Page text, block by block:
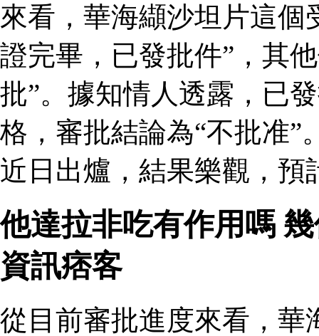
來看，華海纈沙坦片這個
證完畢，已發批件”，其
批”。據知情人透露，已
格，審批結論為“不批准”
近日出爐，結果樂觀，預
他達拉非吃有作用嗎
資訊痞客
從目前審批進度來看，華